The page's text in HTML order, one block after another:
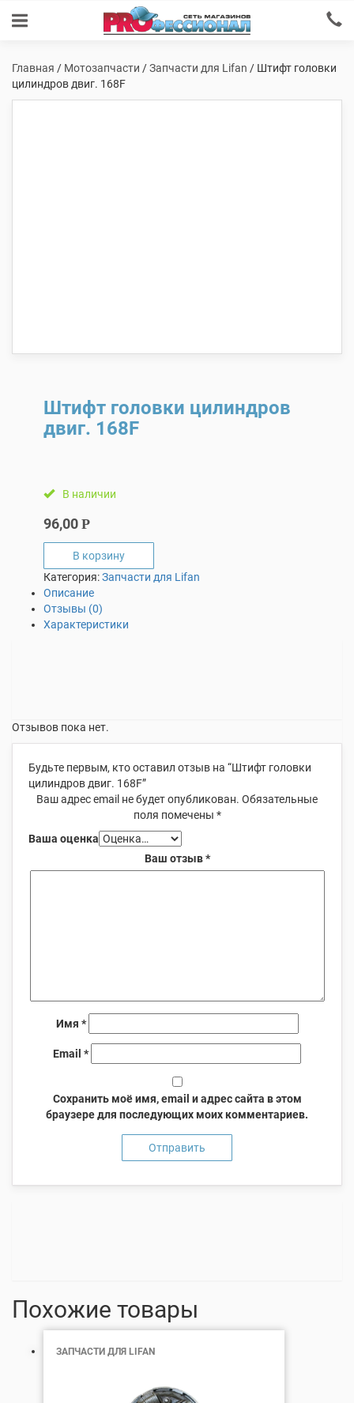
Главная / Мотозапчасти /Запчасти для Lifan / Штифт головки
цилиндров двиг. 168F
Штифт головки цилиндров
двиг. 168F
В наличии
96,00 Р
В корзину
Категория:Запчасти для Lifan
Описание
Отзывы (0)
Характеристики
Отзывов пока нет.
Будьте первым, кто оставил отзыв на “Штифт головки
цилиндров двиг. 168F”
Ваш адрес email не будет опубликован. Обязательные
поля помечены *
Ваша оценка
Ваш отзыв*
Имя *
Email *
Сохранить моё имя, email и адрес сайта в этом
браузере для последующих моих комментариев.
Похожие товары
ЗАПЧАСТИ ДЛЯ LIFAN